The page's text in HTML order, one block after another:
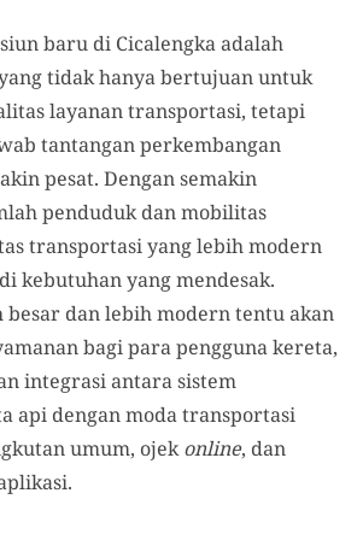
baru di Cicalengka adalah
tidak hanya bertujuan untuk
layanan transportasi, tetapi
tantangan perkembangan
pesat. Dengan semakin
penduduk dan mobilitas
transportasi yang lebih modern
kebutuhan yang mendesak.
besar dan lebih modern tentu akan
bagi para pengguna kereta,
integrasi antara sistem
api dengan moda transportasi
umum, ojekonline, dan